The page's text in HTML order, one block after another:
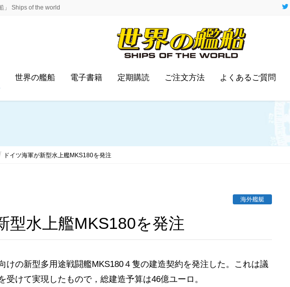
」 Ships of the world
世界の艦船 電子書籍 定期購読 ご注文方法 よくあるご質問
ドイツ海軍が新型水上艦MKS180を発注
海外艦艇
型水上艦MKS180を発注
の新型多用途戦闘艦MKS180４隻の建造契約を発注した。これは議
受けて実現したもので，総建造予算は46億ユーロ。